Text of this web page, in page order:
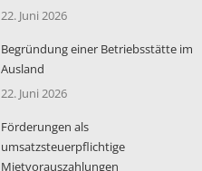
22. Juni 2026
Begründung einer Betriebsstätte im
Ausland
22. Juni 2026
Förderungen als
umsatzsteuerpflichtige
Mietvorauszahlungen